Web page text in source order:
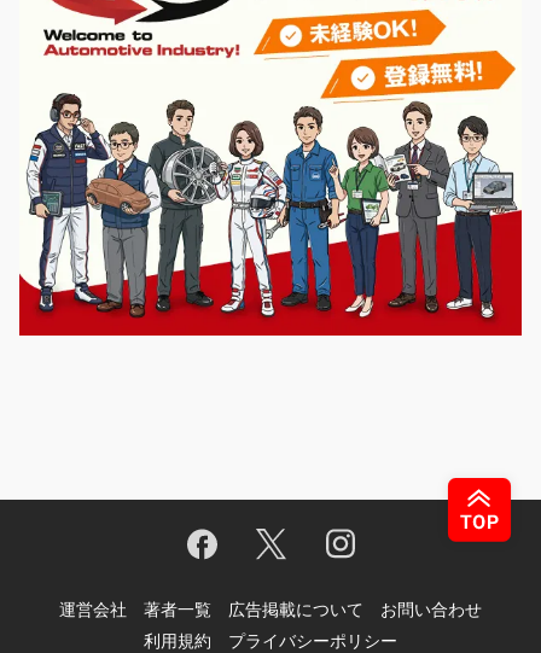
運営会社 著者一覧 広告掲載について
お問い合わせ
利用規約
プライバシーポリシー